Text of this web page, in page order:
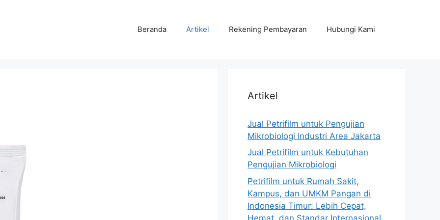
Beranda Artikel Rekening Pembayaran Hubungi Kami
Artikel
Jual Petrifilm untuk Pengujian
Mikrobiologi Industri Area Jakarta
Jual Petrifilm untuk Kebutuhan
Pengujian Mikrobiologi
Petrifilm untuk Rumah Sakit,
Kampus, dan UMKM Pangan di
Indonesia Timur: Lebih Cepat,
Hemat, dan Standar Internasional